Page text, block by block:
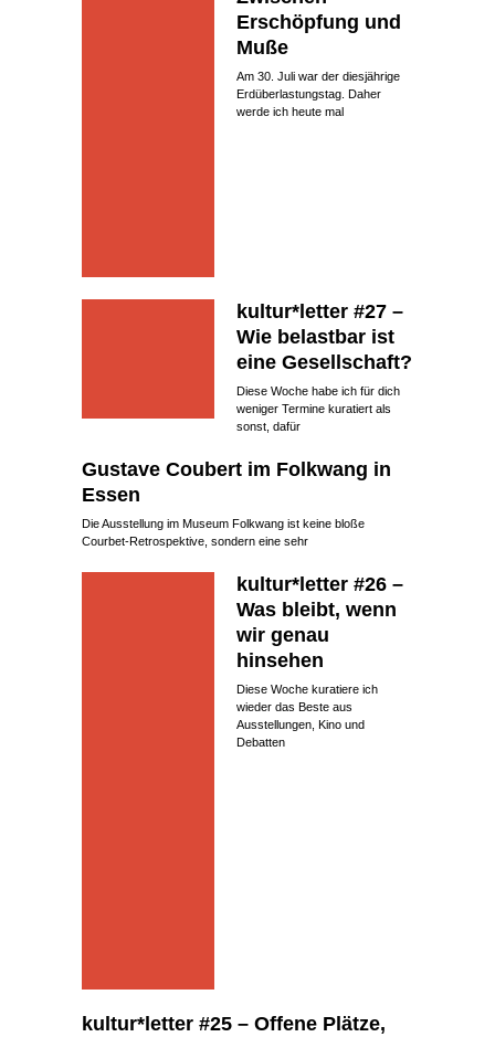
Erschöpfung und
Muße
Am 30. Juli war der diesjährige
Erdüberlastungstag. Daher
werde ich heute mal
kultur*letter #27 –
Wie belastbar ist
eine Gesellschaft?
Diese Woche habe ich für dich
weniger Termine kuratiert als
sonst, dafür
Gustave Coubert im Folkwang in
Essen
Die Ausstellung im Museum Folkwang ist keine bloße
Courbet-Retrospektive, sondern eine sehr
kultur*letter #26 –
Was bleibt, wenn
wir genau
hinsehen
Diese Woche kuratiere ich
wieder das Beste aus
Ausstellungen, Kino und
Debatten
kultur*letter #25 – Offene Plätze,